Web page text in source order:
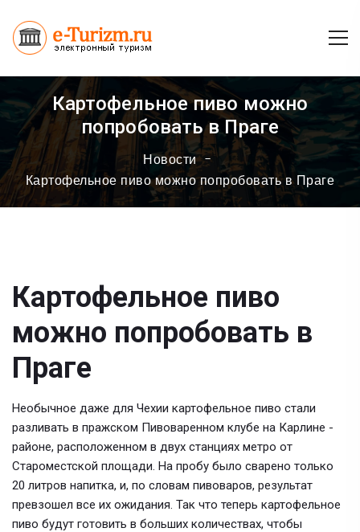
Картофельное пиво можно
попробовать в Праге
Новости
Картофельное пиво можно попробовать в Праге
Картофельное пиво
можно попробовать в
Праге
Необычное даже для Чехии картофельное пиво стали
разливать в пражском Пивоваренном клубе на Карлине -
районе, расположенном в двух станциях метро от
Староместской площади. На пробу было сварено только
20 литров напитка, и, по словам пивоваров, результат
превзошел все их ожидания. Так что теперь картофельное
пиво будут готовить в больших количествах, чтобы